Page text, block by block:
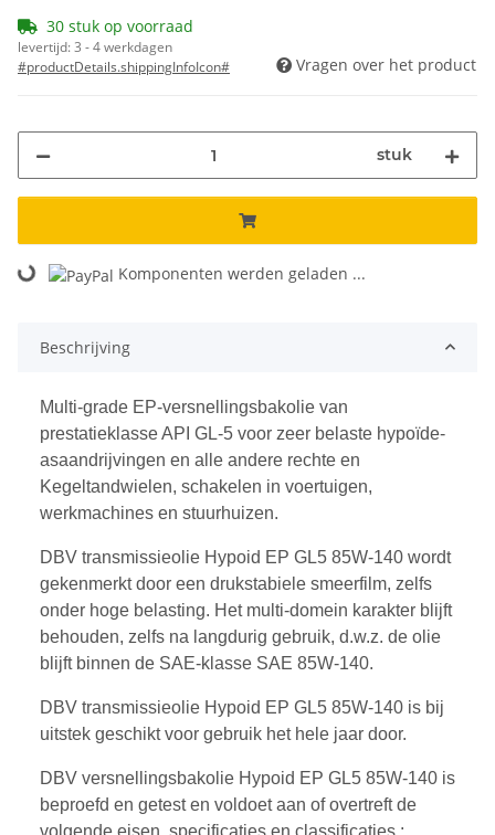
30 stuk op voorraad
levertijd:3 - 4 werkdagen
#productDetails.shippingInfoIcon#
Vragen over het product
stuk
Loading... Komponenten werden geladen ...
Beschrijving
Multi-grade EP-versnellingsbakolie van
prestatieklasse API GL-5 voor zeer belaste hypoïde-
asaandrijvingen en alle andere rechte en
Kegeltandwielen, schakelen in voertuigen,
werkmachines en stuurhuizen.
DBV transmissieolie Hypoid EP GL5 85W-140 wordt
gekenmerkt door een drukstabiele smeerfilm, zelfs
onder hoge belasting. Het multi-domein karakter blijft
behouden, zelfs na langdurig gebruik, d.w.z. de olie
blijft binnen de SAE-klasse SAE 85W-140.
DBV transmissieolie Hypoid EP GL5 85W-140 is bij
uitstek geschikt voor gebruik het hele jaar door.
DBV versnellingsbakolie Hypoid EP GL5 85W-140 is
beproefd en getest en voldoet aan of overtreft de
volgende eisen, specificaties en classificaties :